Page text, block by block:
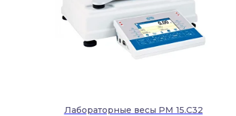
Лабораторные весы PM 15.С32